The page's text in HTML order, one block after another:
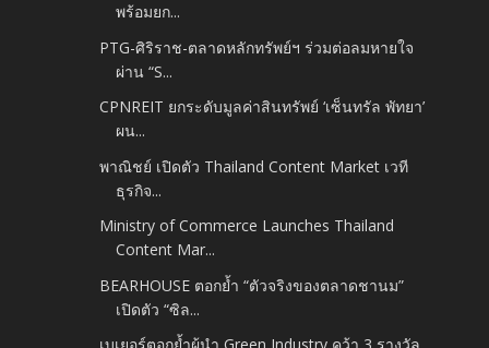
พร้อมยก...
PTG-ศิริราช-ตลาดหลักทรัพย์ฯ ร่วมต่อลมหายใจ
ผ่าน “S...
CPNREIT ยกระดับมูลค่าสินทรัพย์ ‘เซ็นทรัล พัทยา’
ผน...
พาณิชย์ เปิดตัว Thailand Content Market เวที
ธุรกิจ...
Ministry of Commerce Launches Thailand
Content Mar...
BEARHOUSE ตอกย้ำ “ตัวจริงของตลาดชานม”
เปิดตัว “ซิล...